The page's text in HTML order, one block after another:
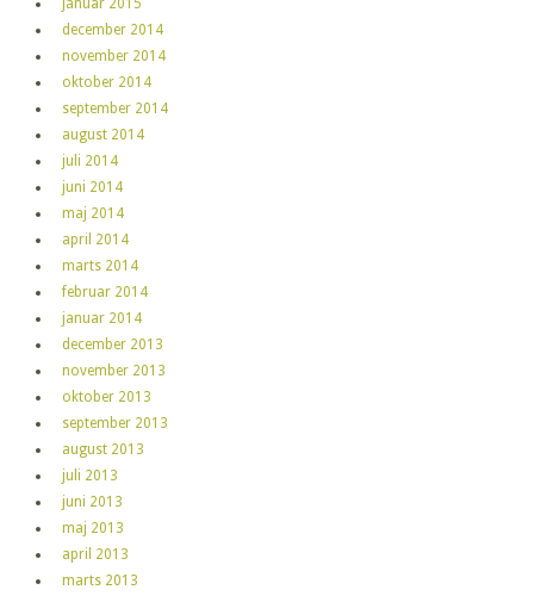
december 2014
november 2014
oktober 2014
september 2014
august 2014
juli 2014
juni 2014
maj 2014
april 2014
marts 2014
februar 2014
januar 2014
december 2013
november 2013
oktober 2013
september 2013
august 2013
juli 2013
juni 2013
maj 2013
april 2013
marts 2013